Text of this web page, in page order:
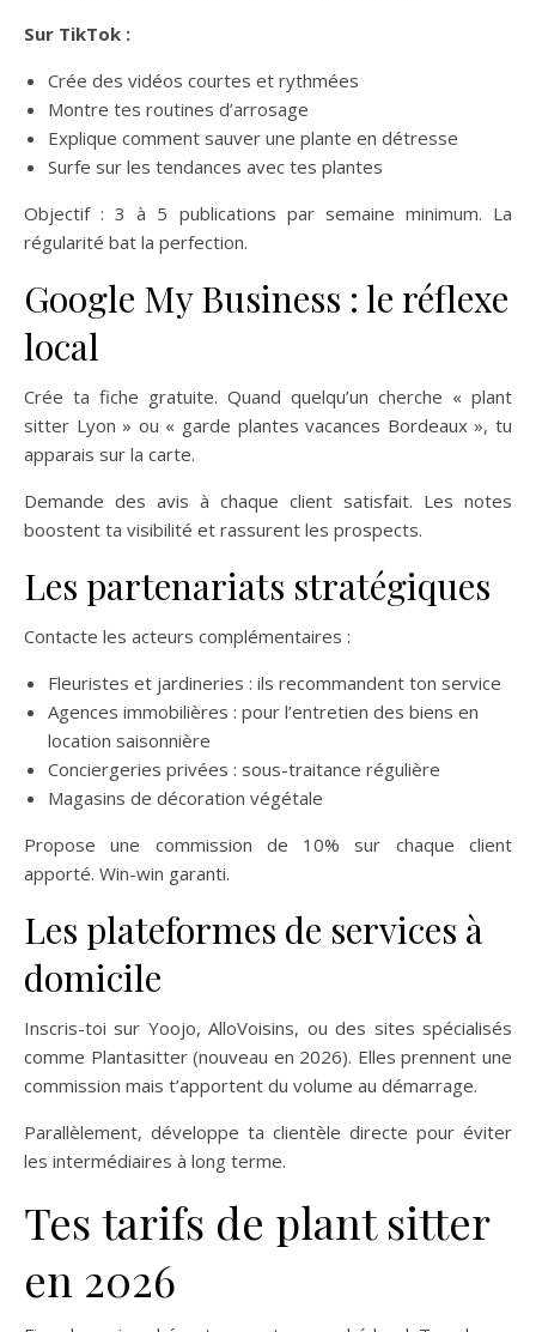
Sur TikTok :
Crée des vidéos courtes et rythmées
Montre tes routines d’arrosage
Explique comment sauver une plante en détresse
Surfe sur les tendances avec tes plantes
Objectif : 3 à 5 publications par semaine minimum. La
régularité bat la perfection.
Google My Business : le réflexe
local
Crée ta fiche gratuite. Quand quelqu’un cherche « plant
sitter Lyon » ou « garde plantes vacances Bordeaux », tu
apparais sur la carte.
Demande des avis à chaque client satisfait. Les notes
boostent ta visibilité et rassurent les prospects.
Les partenariats stratégiques
Contacte les acteurs complémentaires :
Fleuristes et jardineries : ils recommandent ton service
Agences immobilières : pour l’entretien des biens en
location saisonnière
Conciergeries privées : sous-traitance régulière
Magasins de décoration végétale
Propose une commission de 10% sur chaque client
apporté. Win-win garanti.
Les plateformes de services à
domicile
Inscris-toi sur Yoojo, AlloVoisins, ou des sites spécialisés
comme Plantasitter (nouveau en 2026). Elles prennent une
commission mais t’apportent du volume au démarrage.
Parallèlement, développe ta clientèle directe pour éviter
les intermédiaires à long terme.
Tes tarifs de plant sitter
en 2026